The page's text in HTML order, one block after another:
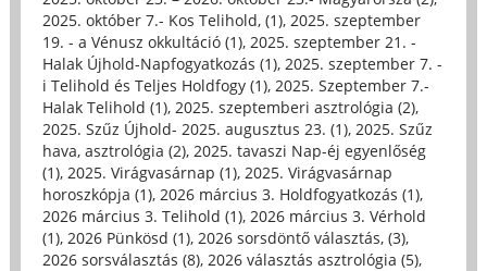
2025. október 7.- Kos Telihold, (1), 2025. szeptember
19. - a Vénusz okkultáció (1), 2025. szeptember 21. -
Halak Újhold-Napfogyatkozás (1), 2025. szeptember 7. -
i Telihold és Teljes Holdfogy (1), 2025. Szeptember 7.-
Halak Telihold (1), 2025. szeptemberi asztrológia (2),
2025. Szűz Újhold- 2025. augusztus 23. (1), 2025. Szűz
hava, asztrológia (2), 2025. tavaszi Nap-éj egyenlőség
(1), 2025. Virágvasárnap (1), 2025. Virágvasárnap
horoszkópja (1), 2026 március 3. Holdfogyatkozás (1),
2026 március 3. Telihold (1), 2026 március 3. Vérhold
(1), 2026 Pünkösd (1), 2026 sorsdöntő választás, (3),
2026 sorsválasztás (8), 2026 választás asztrológia (5),